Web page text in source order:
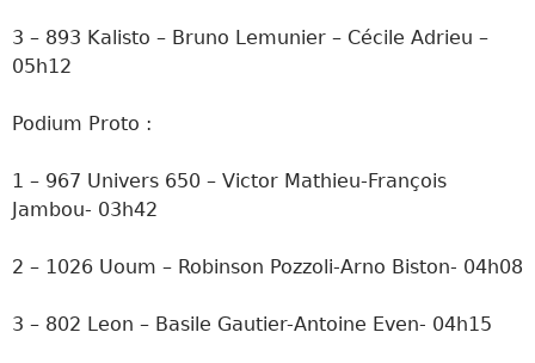
3 – 893 Kalisto – Bruno Lemunier – Cécile Adrieu –
05h12
Podium Proto :
1 – 967 Univers 650 – Victor Mathieu-François
Jambou- 03h42
2 – 1026 Uoum – Robinson Pozzoli-Arno Biston- 04h08
3 – 802 Leon – Basile Gautier-Antoine Even- 04h15